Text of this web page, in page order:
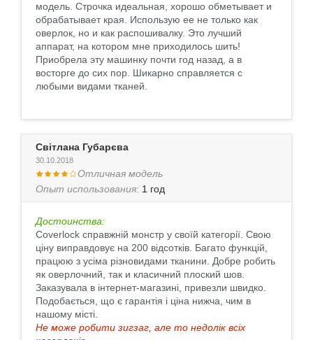
модель. Строчка идеальная, хорошо обметывает и
обрабатывает края. Использую ее не только как
оверлок, но и как распошивалку. Это лучший
аппарат, на котором мне приходилось шить!
Приобрела эту машинку почти год назад, а в
восторге до сих пор. Шикарно справляется с
любыми видами тканей.
Світлана Губарєва
30.10.2018
Отличная модель
Опыт использования: 1 год
Достоинства:
Coverlock справжній монстр у своїй категорії. Свою
ціну виправдовує на 200 відсотків. Багато функцій,
працюю з усіма різновидами тканини. Добре робить
як оверлочний, так и класичний плоский шов.
Заказувала в інтернет-магазині, привезли швидко.
Подобається, що є гарантія і ціна нижча, чим в
нашому місті.
Не може робити зигзаг, але то недолік всіх